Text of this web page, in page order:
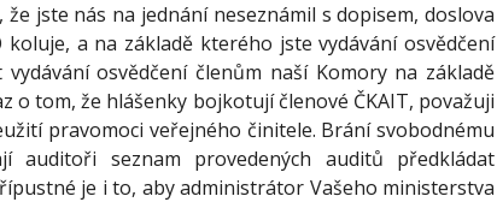
jste nás na jednání neseznámil s dopisem, doslova
a na základě kterého jste vydávání osvědčení
osvědčení členům naší Komory na základě
o tom, že hlášenky bojkotují členové ČKAIT, považuji
pravomoci veřejného činitele. Brání svobodnému
seznam provedených auditů předkládat
je i to, aby administrátor Vašeho ministerstva